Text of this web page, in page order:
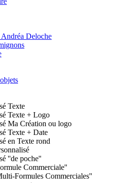
Deloche
Texte
Texte + Logo
Ma Création ou logo
Texte + Date
en Texte rond
''de poche''
Commerciale''
Formules Commerciales''